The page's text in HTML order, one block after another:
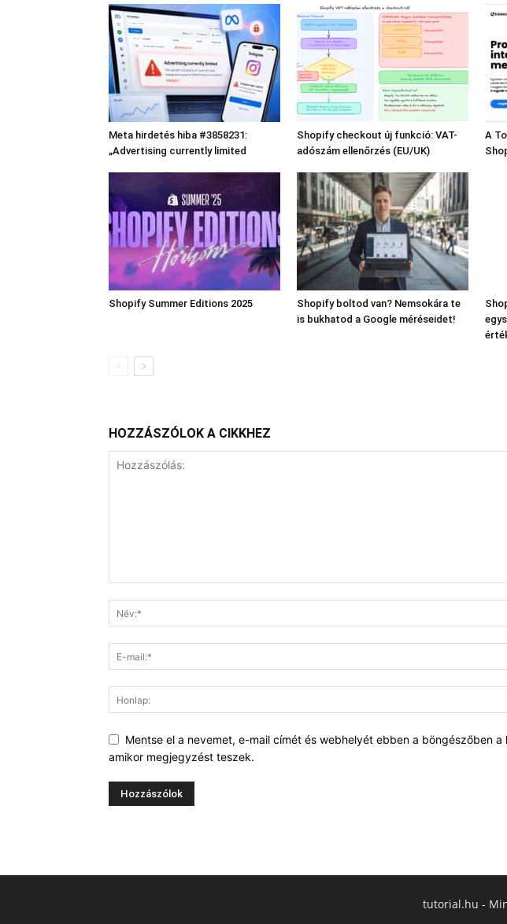
Meta hirdetés hiba #3858231:
„Advertising currently limited
Shopify checkout új funkció: VAT-
adószám ellenőrzés (EU/UK)
A
Shopify Summer Editions 2025
Shopify boltod van? Nemsokára te
is bukhatod a Google méréseidet!
HOZZÁSZÓLOK A CIKKHEZ
Mentse el a nevemet, e-mail címét és webhelyét ebben a böngészőben a
amikor megjegyzést teszek.
tutorial.hu -